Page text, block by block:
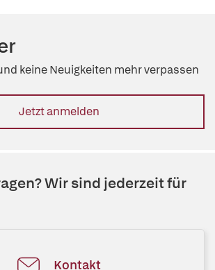
keine Neuigkeiten mehr verpassen
Jetzt anmelden
Wir sind jederzeit für
Kontakt